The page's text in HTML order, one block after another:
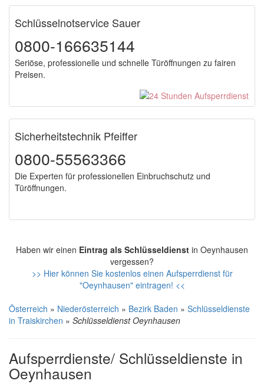
Schlüsselnotservice Sauer
0800-166635144
Seriöse, professionelle und schnelle Türöffnungen zu fairen
Preisen.
Sicherheitstechnik Pfeiffer
0800-55563366
Die Experten für professionellen Einbruchschutz und
Türöffnungen.
Haben wir einen Eintrag als Schlüsseldienst in Oeynhausen
vergessen?
>> Hier können Sie kostenlos einen Aufsperrdienst für
"Oeynhausen" eintragen! <<
Österreich » Niederösterreich » Bezirk Baden » Schlüsseldienste
in Traiskirchen » Schlüsseldienst Oeynhausen
Aufsperrdienste/ Schlüsseldienste in
Oeynhausen